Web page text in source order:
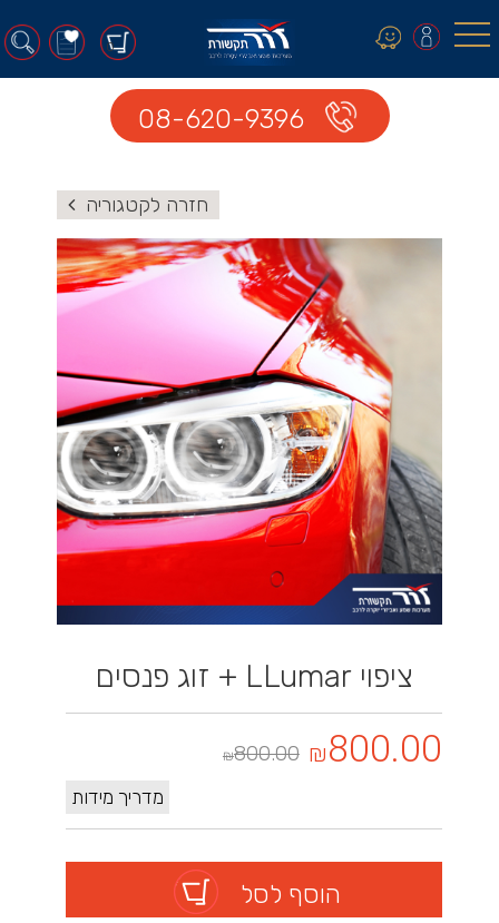
0
08-620-9396
חזרה לקטגוריה
ציפוי LLumar + זוג פנסים
₪800.00
₪800.00
מדריך מידות
הוסף לסל